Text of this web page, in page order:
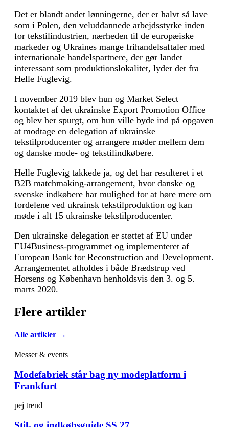
Det er blandt andet lønningerne, der er halvt så lave
som i Polen, den veluddannede arbejdsstyrke inden
for tekstilindustrien, nærheden til de europæiske
markeder og Ukraines mange frihandelsaftaler med
internationale handelspartnere, der gør landet
interessant som produktionslokalitet, lyder det fra
Helle Fuglevig.
I november 2019 blev hun og Market Select
kontaktet af det ukrainske Export Promotion Office
og blev her spurgt, om hun ville byde ind på opgaven
at modtage en delegation af ukrainske
tekstilproducenter og arrangere møder mellem dem
og danske mode- og tekstilindkøbere.
Helle Fuglevig takkede ja, og det har resulteret i et
B2B matchmaking-arrangement, hvor danske og
svenske indkøbere har mulighed for at høre mere om
fordelene ved ukrainsk tekstilproduktion og kan
møde i alt 15 ukrainske tekstilproducenter.
Den ukrainske delegation er støttet af EU under
EU4Business-programmet og implementeret af
European Bank for Reconstruction and Development.
Arrangementet afholdes i både Brædstrup ved
Horsens og København henholdsvis den 3. og 5.
marts 2020.
Flere artikler
Alle artikler →
Messer & events
Modefabriek står bag ny modeplatform i
Frankfurt
pej trend